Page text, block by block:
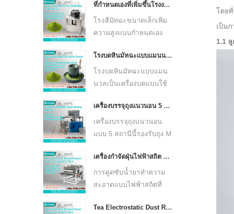
แกรนิตธรรมชาติ, การบด
เย็นความเร็วต่ำ คงกลิ่น
หอมของชา ผลิตผงมัทฉะ
รงสเตนเลสมีล้อ เหมาะ
สำหรับร้านน้ำชา ห้อง
ทดลอง และการผลิตมัทฉะ
ที่กำหนดเองที่เพิ่มขึ้นโรงงานหินมัทฉะขนาดเล็ก 30 ซม. แผ่นหินอัลตร้าเครื่องบดมัทฉะละเอียด DL-6CYMJ-32M
โรงสีมัทฉะขนาดเล็กเพิ่ม
ความสูงแบบกำหนดเอง
แผ่นหินธรรมชาติขนาด
30 ซม. การบดที่อุณหภูมิ
ต่ำความเร็วต่ำ ผลิตผงมัท
≤15μm ตัวเครื่องสเตนเลส
สตีลความจุ 50 กรัม/ชม.
เหมาะสำหรับร้านชาบูติก
ปริมาณน้อย
โรงบดหินมัทฉะแบบแมนนวล วัฒนธรรมการบดมัทฉะแบบดั้งเดิมของญี่ปุ่น
โรงบดหินมัทฉะแบบแมน
นวลเป็นเครื่องบดแบบใช้
ธรรมชาติ ออกแบบมาเพื่อ
ผลิตผงมัทฉะที่สดใหม่และ
เป็นของแท้ ด้วย
การสร้างความร้อนต่ำ
ช่วยรักษาสี กลิ่น และ
รสชาติของใบชาตาม
ทนทาน เหมาะสำหรับร้า
เครื่องบรรจุถุงแนวนอน 5 สถานี
เครื่องบรรจุถุงแนวนอน
แบบ 5 สถานีนี้รองรับถุง M
วัสดุที่เป็นเม็ดขนาด 50–
500 กรัม เช่น ชา โดยจะ
เสร็จสิ้นการชั่งน้ำหนัก
โดยอัตโนมัติด้วยการ
เครื่องกำจัดฝุ่นไฟฟ้าสถิต 3 ลูกกลิ้งชาเครื่องกำจัดสิ่งสกปรก DL-6CJDCZ-780-3
การดูดซับน้ำยาทำความ
สะอาดแบบไฟฟ้าสถิตที่
4-10 อันจะสกัดสิ่งสกปรกTea Electrostatic Dust Removal Clearner Machine DL-6CJZ-135-6B - COPY - hb6rhk
โดย
เป็น
1.1